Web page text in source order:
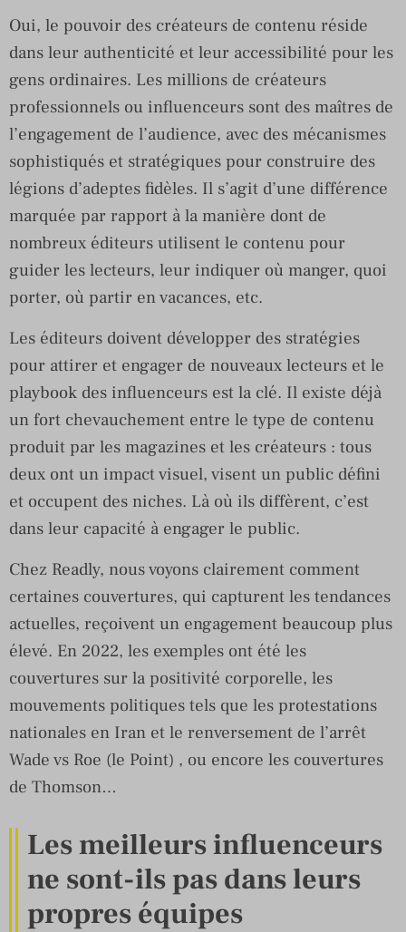
Oui, le pouvoir des créateurs de contenu réside
dans leur authenticité et leur accessibilité pour les
gens ordinaires. Les millions de créateurs
professionnels ou influenceurs sont des maîtres de
l’engagement de l’audience, avec des mécanismes
sophistiqués et stratégiques pour construire des
légions d’adeptes fidèles. Il s’agit d’une différence
marquée par rapport à la manière dont de
nombreux éditeurs utilisent le contenu pour
guider les lecteurs, leur indiquer où manger, quoi
porter, où partir en vacances, etc.
Les éditeurs doivent développer des stratégies
pour attirer et engager de nouveaux lecteurs et le
playbook des influenceurs est la clé. Il existe déjà
un fort chevauchement entre le type de contenu
produit par les magazines et les créateurs : tous
deux ont un impact visuel, visent un public défini
et occupent des niches. Là où ils diffèrent, c’est
dans leur capacité à engager le public.
Chez Readly, nous voyons clairement comment
certaines couvertures, qui capturent les tendances
actuelles, reçoivent un engagement beaucoup plus
élevé. En 2022, les exemples ont été les
couvertures sur la positivité corporelle, les
mouvements politiques tels que les protestations
nationales en Iran et le renversement de l’arrêt
Wade vs Roe (le Point) , ou encore les couvertures
de Thomson…
Les meilleurs influenceurs
ne sont-ils pas dans leurs
propres équipes